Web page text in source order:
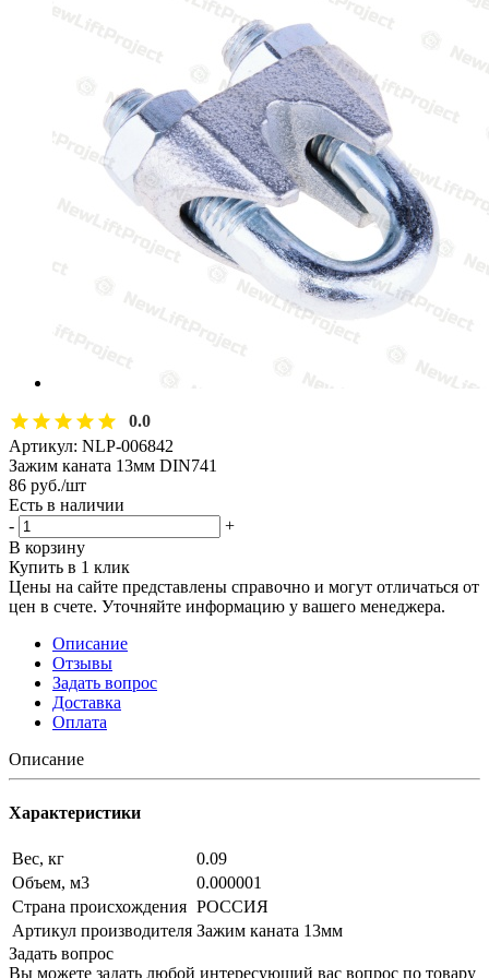
0.0
Артикул: NLP-006842
Зажим каната 13мм DIN741
86 руб./шт
Есть в наличии
-
+
В корзину
Купить в 1 клик
Цены на сайте представлены справочно и могут отличаться от
цен в счете. Уточняйте информацию у вашего менеджера.
Описание
Отзывы
Задать вопрос
Доставка
Оплата
Описание
Характеристики
Вес, кг
0.09
Объем, м3
0.000001
Страна происхождения РОССИЯ
Артикул производителя Зажим каната 13мм
Задать вопрос
Вы можете задать любой интересующий вас вопрос по товару